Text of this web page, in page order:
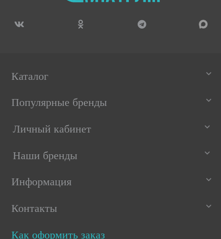
Каталог
Популярные бренды
Личный кабинет
Наши бренды
Информация
Контакты
Как оформить заказ